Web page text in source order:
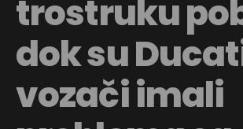
trostruku
dok su
vozači imali